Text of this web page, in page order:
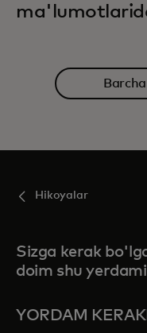
Hikoyalar
Sizga kerak
doim shu
YORDAM